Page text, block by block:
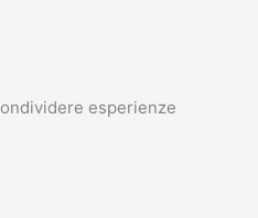
esperienze